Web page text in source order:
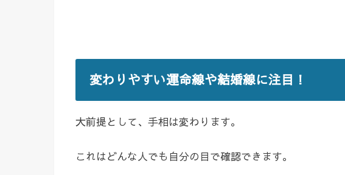
変わりやすい運命線や結婚線に注目！
大前提として、手相は変わります。
これはどんな人でも自分の目で確認できます。